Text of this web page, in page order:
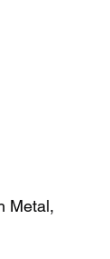
Metal,